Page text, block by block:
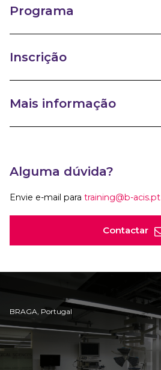
Programa
Inscrição
Mais informação
Alguma dúvida?
Envie e-mail para training@b-acis.pt
Contactar
BRAGA, Portugal